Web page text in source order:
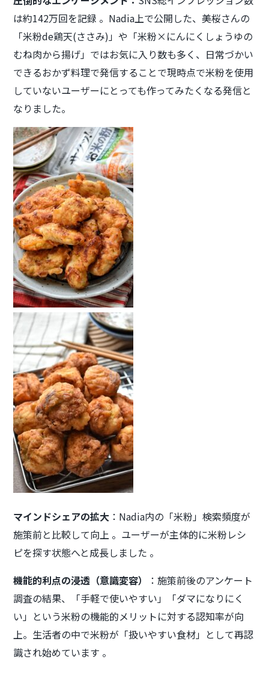
は約142万回を記録 。Nadia上で公開した、美桜さんの
「米粉de鶏天(ささみ)」や「米粉×にんにくしょうゆの
むね肉から揚げ」ではお気に入り数も多く、日常づかい
できるおかず料理で発信することで現時点で米粉を使用
していないユーザーにとっても作ってみたくなる発信と
なりました。
マインドシェアの拡大 ：Nadia内の「米粉」検索頻度が
施策前と比較して向上 。ユーザーが主体的に米粉レシ
ピを探す状態へと成長しました 。
機能的利点の浸透（意識変容）
：施策前後のアンケート
調査の結果、「手軽で使いやすい」「ダマになりにく
い」という米粉の機能的メリットに対する認知率が向
上。生活者の中で米粉が「扱いやすい食材」として再認
識され始めています 。